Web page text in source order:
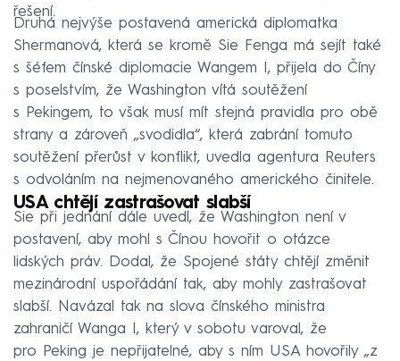
řešení.
Druhá nejvýše postavená americká diplomatka
Shermanová, která se kromě Sie Fenga má sejít také
s šéfem čínské diplomacie Wangem I, přijela do Číny
s poselstvím, že Washington vítá soutěžení
s Pekingem, to však musí mít stejná pravidla pro obě
strany a zároveň „svodidla“, která zabrání tomuto
soutěžení přerůst v konflikt, uvedla agentura Reuters
s odvoláním na nejmenovaného amerického činitele.
USA chtějí zastrašovat slabší
Sie při jednání dále uvedl, že Washington není v
postavení, aby mohl s Čínou hovořit o otázce
lidských práv. Dodal, že Spojené státy chtějí změnit
mezinárodní uspořádání tak, aby mohly zastrašovat
slabší. Navázal tak na slova čínského ministra
zahraničí Wanga I, který v sobotu varoval, že
pro Peking je nepřijatelné, aby s ním USA hovořily „z